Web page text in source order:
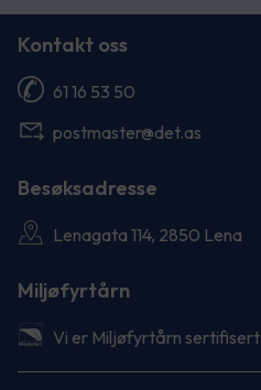
Kontakt oss
61 16 53 50
postmaster@det.as
Besøksadresse
Lenagata 114, 2850 Lena
Miljøfyrtårn
Vi er Miljøfyrtårn sertifisert